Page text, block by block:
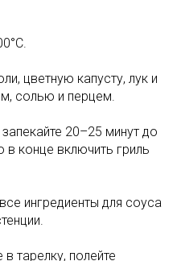
цветную капусту, лук и
солью и перцем.
20–25 минут до
конце включить гриль
ингредиенты для соуса
тарелку, полейте